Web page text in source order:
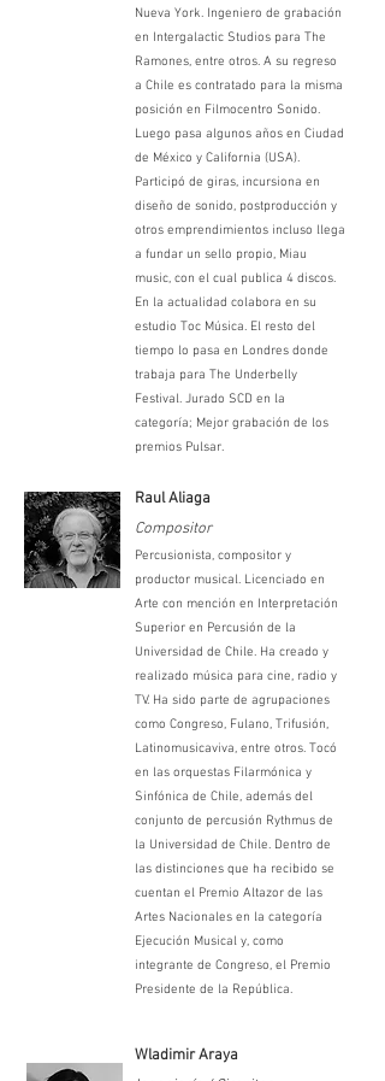
Nueva York. Ingeniero de grabación
en Intergalactic Studios para The
Ramones, entre otros. A su regreso
a Chile es contratado para la misma
posición en Filmocentro Sonido.
Luego pasa algunos años en Ciudad
de México y California (USA).
Participó de giras, incursiona en
diseño de sonido, postproducción y
otros emprendimientos incluso llega
a fundar un sello propio, Miau
music, con el cual publica 4 discos.
En la actualidad colabora en su
estudio Toc Música. El resto del
tiempo lo pasa en Londres donde
trabaja para The Underbelly
Festival. Jurado SCD en la
categoría; Mejor grabación de los
premios Pulsar.
Raul Aliaga
Compositor
Percusionista, compositor y
productor musical. Licenciado en
Arte con mención en Interpretación
Superior en Percusión de la
Universidad de Chile. Ha creado y
realizado música para cine, radio y
TV. Ha sido parte de agrupaciones
como Congreso, Fulano, Trifusión,
Latinomusicaviva, entre otros. Tocó
en las orquestas Filarmónica y
Sinfónica de Chile, además del
conjunto de percusión Rythmus de
la Universidad de Chile. Dentro de
las distinciones que ha recibido se
cuentan el Premio Altazor de las
Artes Nacionales en la categoría
Ejecución Musical y, como
integrante de Congreso, el Premio
Presidente de la República.
Wladimir Araya